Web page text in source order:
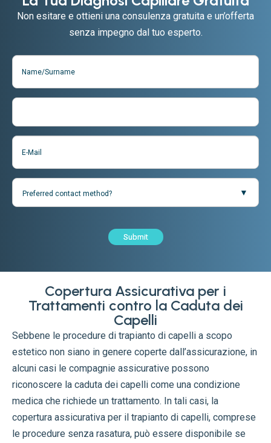
Non esitare e ottieni una consulenza gratuita e un’offerta
senza impegno dal tuo esperto.
Submit
Copertura Assicurativa per i
Trattamenti contro la Caduta dei
Capelli
Sebbene le procedure di trapianto di capelli a scopo
estetico non siano in genere coperte dall’assicurazione, in
alcuni casi le compagnie assicurative possono
riconoscere la caduta dei capelli come una condizione
medica che richiede un trattamento. In tali casi, la
copertura assicurativa per il trapianto di capelli, comprese
le procedure senza rasatura, può essere disponibile se